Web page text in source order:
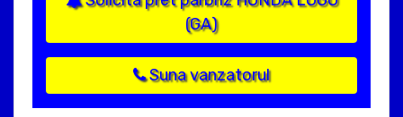
(GA)
Suna vanzatorul